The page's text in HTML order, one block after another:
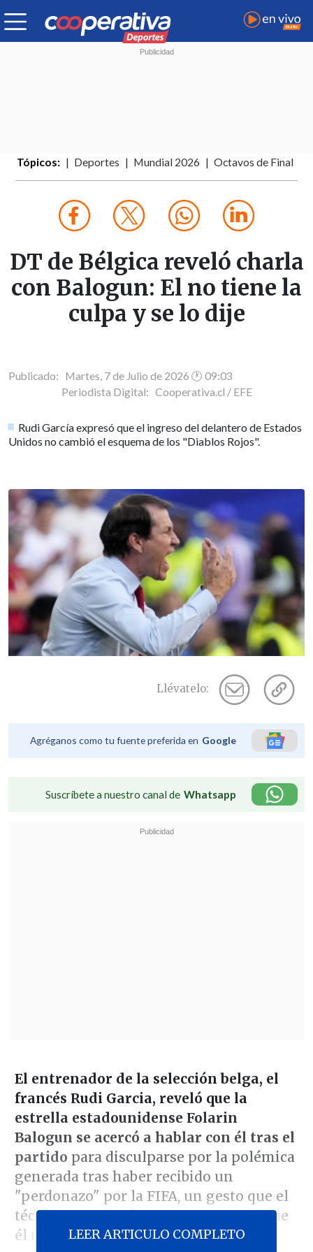
Tópicos: Deportes Mundial 2026 Octavos de Final
DT de Bélgica reveló charla
con Balogun: El no tiene la
culpa y se lo dije
Publicado: Martes, 7 de Julio de 2026 🕐 09:03
Periodista Digital: Cooperativa.cl / EFE
Rudi García expresó que el ingreso del delantero de Estados
Unidos no cambió el esquema de los "Diablos Rojos".
Llévatelo:
Agréganos como tu fuente preferida en Google
Suscríbete a nuestro canal de Whatsapp
El entrenador de la selección belga, el
francés Rudi Garcia, reveló que la
estrella estadounidense Folarin
Balogun se acercó a hablar con él tras el
partido para disculparse por la polémica
generada tras haber recibido un
"perdonazo" por la FIFA, un gesto que el
técnico agradeció antes de aclararle que
él no era el culpable de la situación.
LEER ARTICULO COMPLETO